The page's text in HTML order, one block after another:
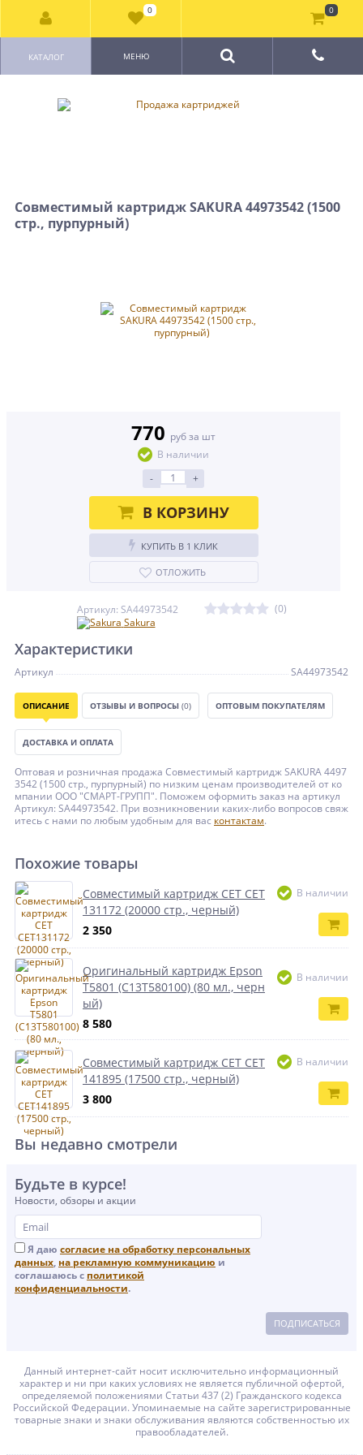
КАТАЛОГ МЕНЮ
Совместимый картридж SAKURA 44973542 (1500
стр., пурпурный)
770 руб за шт
В наличии
-
+
В КОРЗИНУ
КУПИТЬ В 1 КЛИК
ОТЛОЖИТЬ
Артикул: SA44973542
(0)
Sakura
Характеристики
Артикул SA44973542
ОПИСАНИЕ ОТЗЫВЫ И ВОПРОСЫ (0) ОПТОВЫМ ПОКУПАТЕЛЯМ
ДОСТАВКА И ОПЛАТА
Оптовая и розничная продажа Совместимый картридж SAKURA 4497
3542 (1500 стр., пурпурный) по низким ценам производителей от ко
мпании ООО "СМАРТ-ГРУПП". Поможем оформить заказ на артикул
Артикул: SA44973542. При возникновении каких-либо вопросов свяж
итесь с нами по любым удобным для вас контактам.
Похожие товары
Совместимый картридж CET CET
131172 (20000 стр., черный)
2 350
В наличии
Оригинальный картридж Epson
T5801 (C13T580100) (80 мл., черн
ый)
8 580
В наличии
Совместимый картридж CET CET
141895 (17500 стр., черный)
3 800
В наличии
Вы недавно смотрели
Будьте в курсе!
Новости, обзоры и акции
Я даю согласие на обработку персональных
данных, на рекламную коммуникацию и
соглашаюсь с политикой
конфиденциальности.
ПОДПИСАТЬСЯ
Данный интернет-сайт носит исключительно информационный
характер и ни при каких условиях не является публичной офертой,
определяемой положениями Статьи 437 (2) Гражданского кодекса
Российской Федерации. Упоминаемые на сайте зарегистрированные
товарные знаки и знаки обслуживания являются собственностью их
правообладателей.
0 0